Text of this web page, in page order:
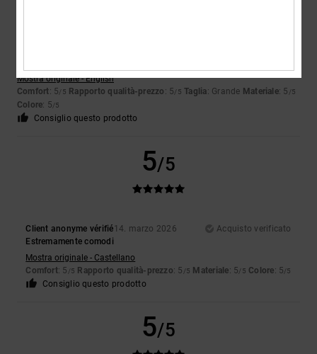
Mostra originale - English
Comfort: 5/5 Rapporto qualità-prezzo : 5/5 Taglia: Grande Materiale: 5 /5
Colore: 5/5
Consiglio questo prodotto
5/5
Client anonyme vérifié14. marzo 2026
Acquisto verificato
Estremamente comodi
Mostra originale - Castellano
Comfort: 5 /5 Rapporto qualità-prezzo: 5 /5 Materiale: 5/5 Colore: 5/5
Consiglio questo prodotto
5/5